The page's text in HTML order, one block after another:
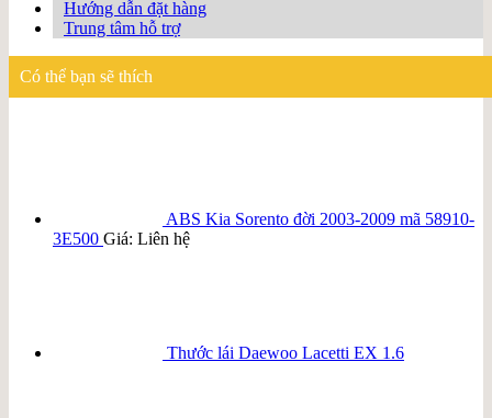
Hướng dẫn đặt hàng
Trung tâm hỗ trợ
Có thể bạn sẽ thích
ABS Kia Sorento đời 2003-2009 mã 58910-
3E500 Giá: Liên hệ
Thước lái Daewoo Lacetti EX 1.6